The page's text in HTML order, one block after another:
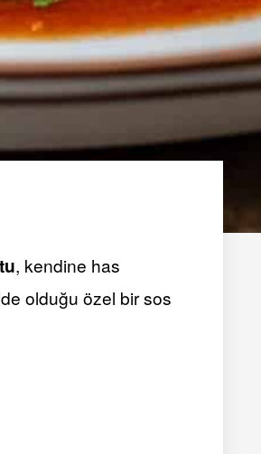
, kendine has
olduğu özel bir sos